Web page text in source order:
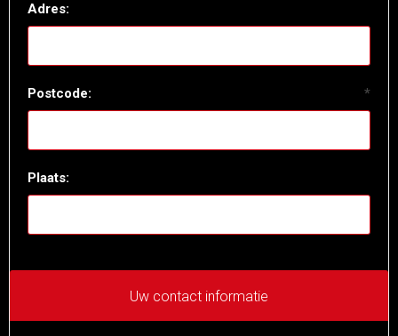
Adres:
Postcode: *
Plaats:
Uw contact informatie